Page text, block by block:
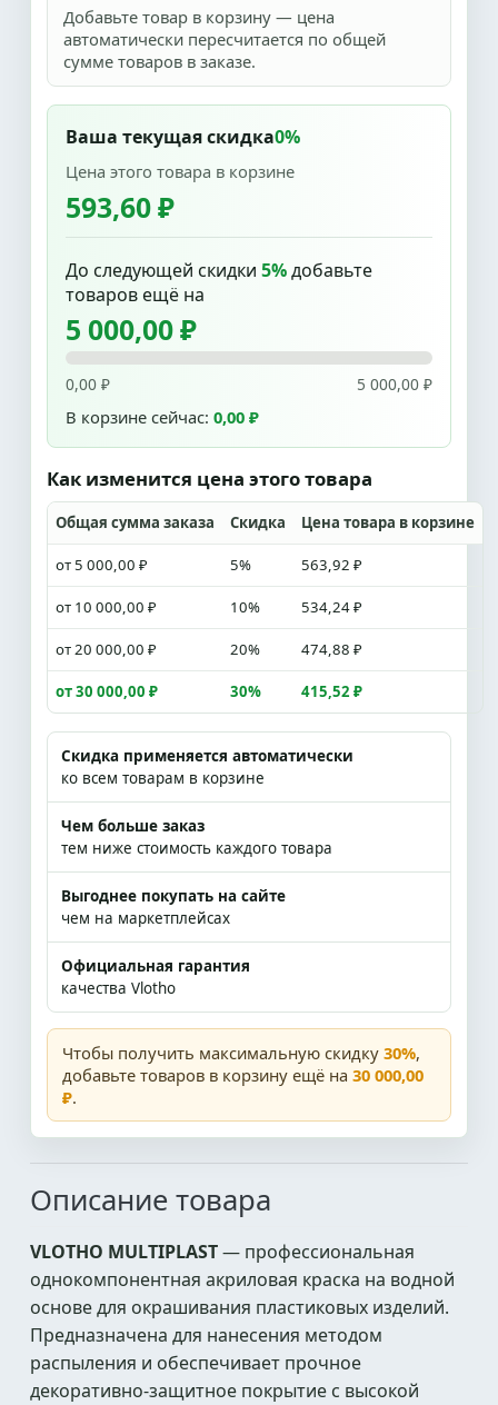
Добавьте товар в корзину — цена
автоматически пересчитается по общей
сумме товаров в заказе.
Ваша текущая скидка0%
Цена этого товара в корзине
593,60 ₽
До следующей скидки 5%добавьте
товаров ещё на
5 000,00 ₽
0,00 ₽ 5 000,00 ₽
В корзине сейчас: 0,00 ₽
Как изменится цена этого товара
Общая сумма заказа Скидка Цена товара в корзине
от 5 000,00 ₽ 5% 563,92 ₽
от 10 000,00 ₽ 10% 534,24 ₽
от 20 000,00 ₽ 20% 474,88 ₽
от 30 000,00 ₽ 30% 415,52 ₽
Скидка применяется автоматически
ко всем товарам в корзине
Чем больше заказ
тем ниже стоимость каждого товара
Выгоднее покупать на сайте
чем на маркетплейсах
Официальная гарантия
качества Vlotho
Чтобы получить максимальную скидку 30%,
добавьте товаров в корзину ещё на 30 000,00
₽.
Описание товара
VLOTHO MULTIPLAST— профессиональная
однокомпонентная акриловая краска на водной
основе для окрашивания пластиковых изделий.
Предназначена для нанесения методом
распыления и обеспечивает прочное
декоративно-защитное покрытие с высокой